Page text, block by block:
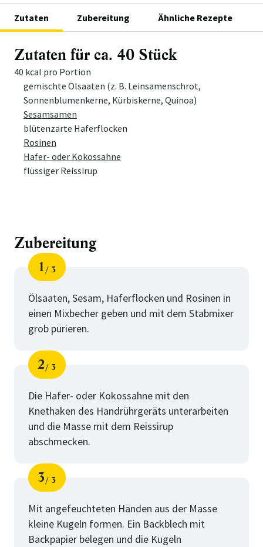
Zutaten Zubereitung Ähnliche Rezepte
Zutaten für ca. 40 Stück
40 kcal pro Portion
MengeZutat
gemischte Ölsaaten (z. B. Leinsamenschrot,
Sonnenblumenkerne, Kürbiskerne, Quinoa)
Sesamsamen
blütenzarte Haferflocken
Rosinen
Hafer- oder Kokossahne
flüssiger Reissirup
Zubereitung
Schritt
1
von
3
Ölsaaten, Sesam, Haferflocken und Rosinen in
einen Mixbecher geben und mit dem Stabmixer
grob pürieren.
Schritt
2
von
3
Die Hafer- oder Kokossahne mit den
Knethaken des Handrührgeräts unterarbeiten
und die Masse mit dem Reissirup
abschmecken.
Schritt
3
von
3
Mit angefeuchteten Händen aus der Masse
kleine Kugeln formen. Ein Backblech mit
Backpapier belegen und die Kugeln